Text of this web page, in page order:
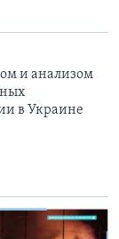
и анализом
в Украине